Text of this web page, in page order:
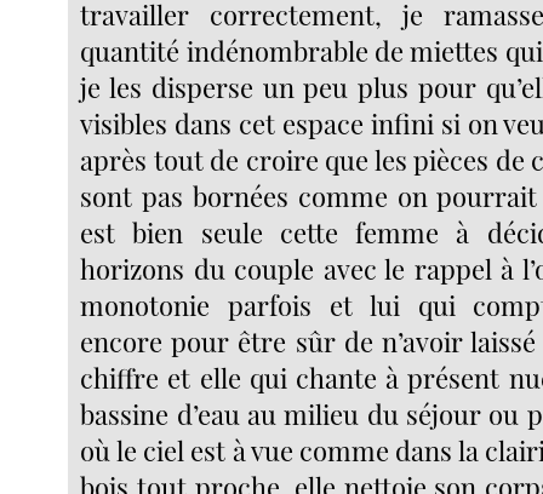
travailler correctement, je
quantité indénombrable de miettes
je les disperse un peu plus pour
visibles dans cet espace infini si on
après tout de croire que les pièces de
sont pas bornées comme on pourrait
est bien seule cette femme à
horizons du couple avec le rappel à
monotonie parfois et lui qui
encore pour être sûr de n’avoir
chiffre et elle qui chante à présent
bassine d’eau au milieu du séjour ou
où le ciel est à vue comme dans la
bois tout proche, elle nettoie son